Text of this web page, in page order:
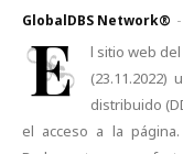
GlobalDBS Network® -
E
l sitio web
distribuido
el acceso a la